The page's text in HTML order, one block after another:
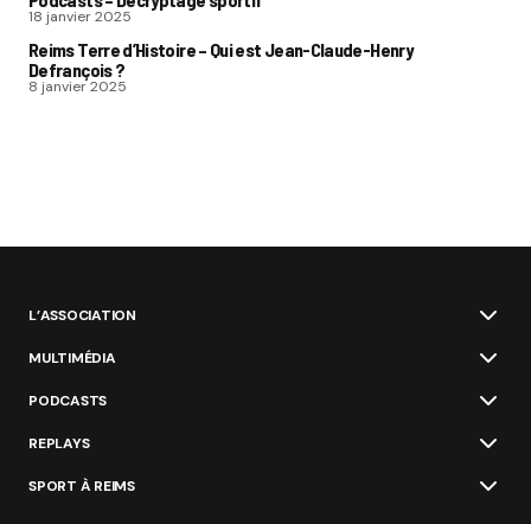
18 janvier 2025
Reims Terre d’Histoire – Qui est Jean-Claude-Henry
Defrançois ?
8 janvier 2025
L’ASSOCIATION
MULTIMÉDIA
PODCASTS
REPLAYS
SPORT À REIMS